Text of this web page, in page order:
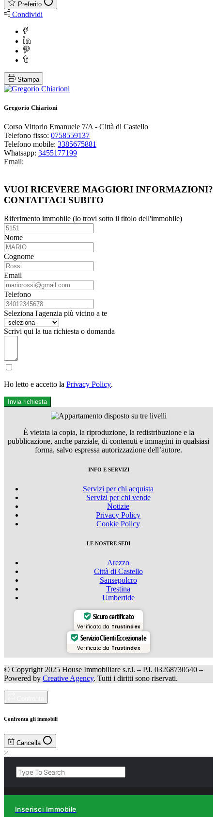
Preferito
Condividi
Stampa
Gregorio Chiarioni
Corso Vittorio Emanuele 7/A - Città di Castello
Telefono fisso: 0758559137
Telefono mobile: 3385675881
Whatsapp: 3455177199
Email:
VUOI RICEVERE MAGGIORI INFORMAZIONI?
CONTATTACI SUBITO
Riferimento immobile (lo trovi sotto il titolo dell'immobile)
Nome
Cognome
Email
Telefono
Seleziona l'agenzia più vicino a te
Scrivi qui la tua richiesta o domanda
Ho letto e accetto la Privacy Policy.
Invia richiesta
È vietata la copia, la riproduzione, la redistribuzione e la
pubblicazione, anche parziale, di contenuti e immagini in qualsiasi
forma, salvo espressa autorizzazione dell’autore.
INFO E SERVIZI
Servizi per chi acquista
Servizi per chi vende
Notizie
Privacy Policy
Cookie Policy
LE NOSTRE SEDI
Arezzo
Città di Castello
Sansepolcro
Trestina
Umbertide
Sicuro certificato
Verificato da Trustindex
Servizio Clienti Eccezionale
Verificato da Trustindex
© Copyright 2025 House Immobiliare s.r.l. – P.I. 03268730540 –
Powered by Creative Agency. Tutti i diritti sono riservati.
Confronta gli immobili
Cancella
Inserisci Immobile